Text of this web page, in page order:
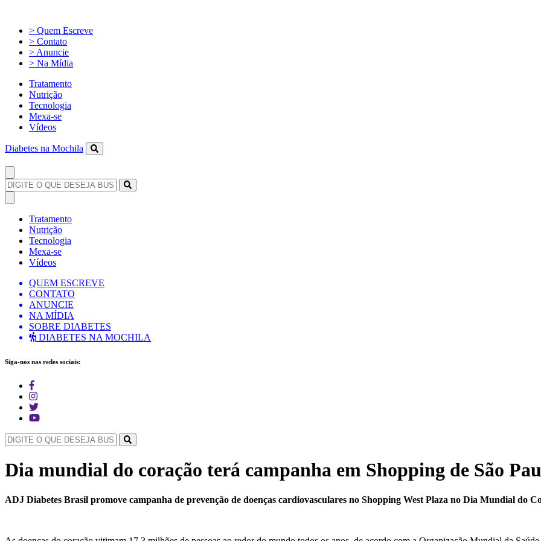
> Quem Escreve
> Contato
> Anuncie
> Na Mídia
Tratamento
Nutrição
Tecnologia
Mexa-se
Vídeos
Diabetes na Mochila
Tratamento
Nutrição
Tecnologia
Mexa-se
Vídeos
QUEM ESCREVE
CONTATO
ANUNCIE
NA MÍDIA
SOBRE DIABETES
DIABETES NA MOCHILA
Siga-nos nas redes sociais:
Dia mundial do coração terá campanha em Shopping de São
ADJ Diabetes Brasil promove campanha de prevenção de doenças cardiovasculares no Shopping West Plaza no Dia Mundial do